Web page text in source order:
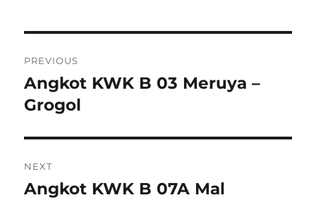
navigation
PREVIOUS
Previous
post:
Angkot KWK B 03 Meruya –
Grogol
NEXT
Next
Angkot KWK B 07A Mal